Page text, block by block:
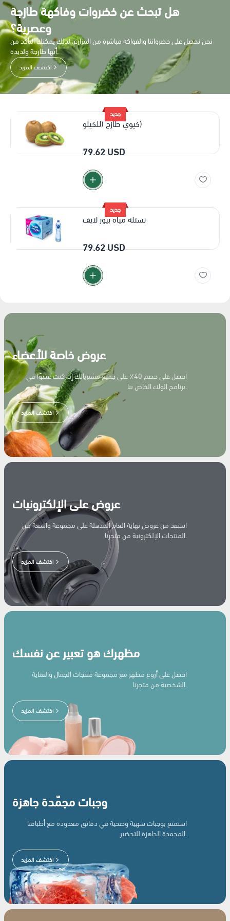
هل تبحث عن خضروات وفاكهة طازجة
وعصرية؟
نحن نحصل على خضرواتنا والفواكه مباشرة من المزارع، لذلك يمكنك التأكد من
أنها طازجة ولذيذة.
اكتشف المزيد
جديد
كيوي طازج (للكيلو)
79.62 USD
جديد
نستله مياه بيور لايف
79.62 USD
عروض خاصة للأعضاء
احصل على خصم 40٪ على جميع مشترياتك إذا كنت عضوًا في
برنامج الولاء الخاص بنا.
اكتشف المزيد
عروض على الإلكترونيات
استفد من عروض نهاية العام المذهلة على مجموعة واسعة من
المنتجات الإلكترونية من متجرنا.
اكتشف المزيد
مظهرك هو تعبير عن نفسك
احصل على أروع مظهر مع مجموعة منتجات الجمال والعناية
الشخصية من متجرنا.
اكتشف المزيد
وجبات مجمّدة جاهزة
استمتع بوجبات شهية وصحية في دقائق معدودة مع أطباقنا
المجمدة الجاهزة للتحضير.
اكتشف المزيد